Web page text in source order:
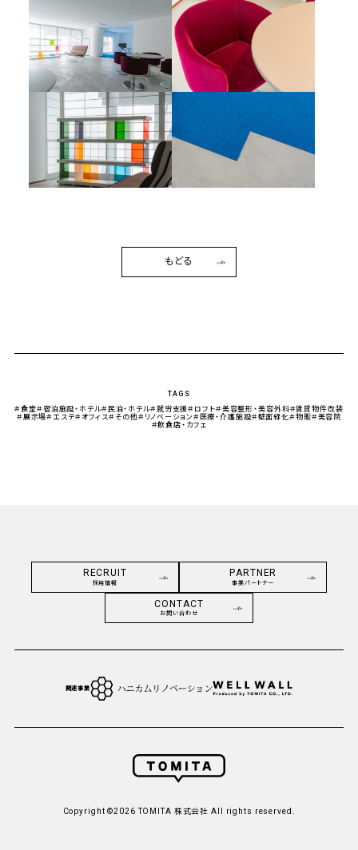
もどる
TAGS
＃食堂＃宿泊施設・ホテル＃民泊・ホテル＃就労支援＃ロフト＃美容整形・美容外科＃賃貸物件改装
＃展示場＃エステ＃オフィス＃その他＃リノベーション＃医療・介護施設＃壁面緑化＃物販＃美容院
＃飲食店・カフェ
RECRUIT
採用情報
PARTNER
事業パートナー
CONTACT
お問い合わせ
関連事業
Copyright ©2026 TOMITA 株式会社 All rights reserved.